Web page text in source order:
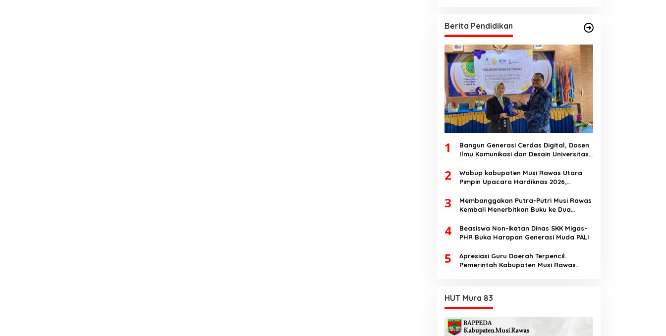
Berita Pendidikan
1
Bangun Generasi Cerdas Digital, Dosen
Ilmu Komunikasi dan Desain Universitas
Disinformasi AI dan Hate Speech di SMK
Ikhlas Jawilan
2
Wabup kabupaten Musi Rawas Utara
Pimpin Upacara Hardiknas 2026,
berakhlak
3
Membanggakan Putra-Putri Musi Rawas
Kembali Menerbitkan Buku ke Dua
4
Beasiswa Non-ikatan Dinas SKK Migas-
PHR Buka Harapan Generasi Muda PALI
5
Apresiasi Guru Daerah Terpencil.
Pemerintah Kabupaten Musi Rawas
HUT Mura 83